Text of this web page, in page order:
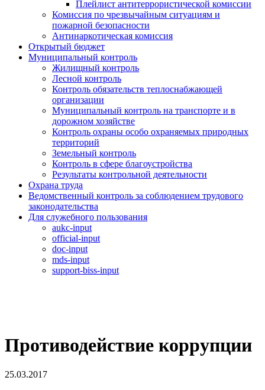
Плейлист антитеррористической комиссии
Комиссия по чрезвычайным ситуациям и
пожарной безопасности
Антинаркотическая комиссия
Открытый бюджет
Муниципальный контроль
Жилищный контроль
Лесной контроль
Контроль обязательств теплоснабжающей
организации
Муниципальный контроль на транспорте и в
дорожном хозяйстве
Контроль охраны особо охраняемых природных
территорий
Земельный контроль
Контроль в сфере благоустройства
Результаты контрольной деятельности
Охрана труда
Ведомственный контроль за соблюдением трудового
законодательства
Для служебного пользования
aukc-input
official-input
doc-input
mds-input
support-biss-input
Противодействие коррупции
25.03.2017